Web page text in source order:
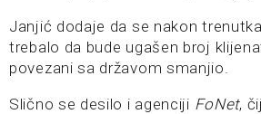
Janjić dodaje da se nakon
trebalo da bude ugašen broj
povezani sa državom smanjio.
Slično se desilo i agenciji FoNet,